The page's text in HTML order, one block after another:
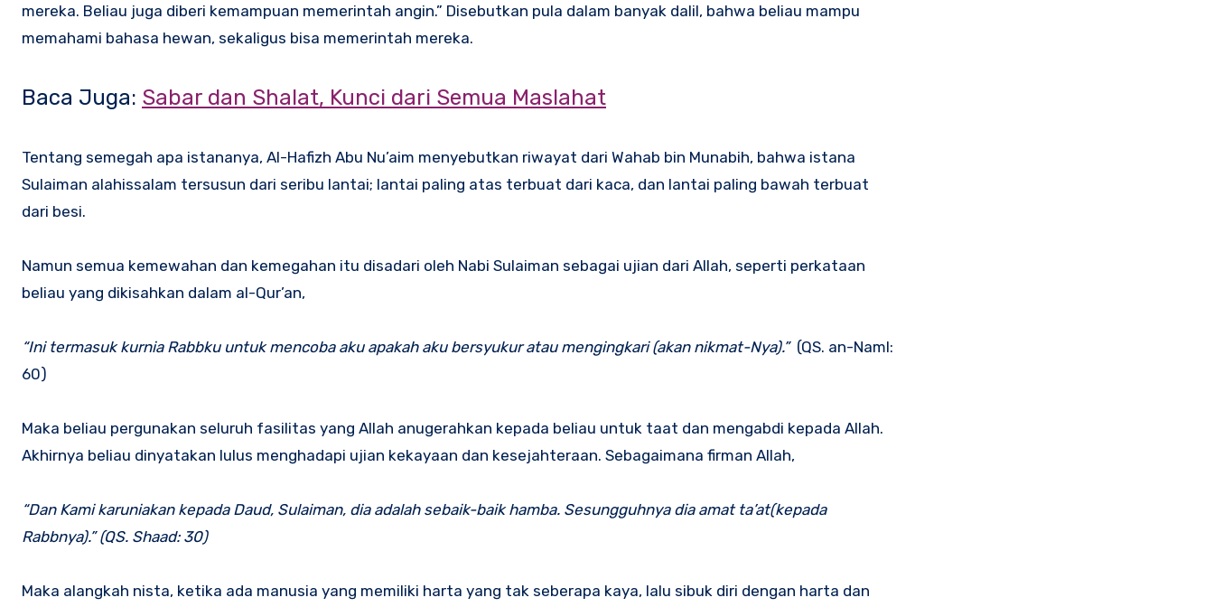
mereka. Beliau juga diberi kemampuan memerintah angin.” Disebutkan pula dalam banyak dalil, bahwa beliau mampu
memahami bahasa hewan, sekaligus bisa memerintah mereka.
Baca Juga: Sabar dan Shalat, Kunci dari Semua Maslahat
Tentang semegah apa istananya, Al-Hafizh Abu Nu’aim menyebutkan riwayat dari Wahab bin Munabih, bahwa istana
Sulaiman alahissalam tersusun dari seribu lantai; lantai paling atas terbuat dari kaca, dan lantai paling bawah terbuat
dari besi.
Namun semua kemewahan dan kemegahan itu disadari oleh Nabi Sulaiman sebagai ujian dari Allah, seperti perkataan
beliau yang dikisahkan dalam al-Qur’an,
“Ini termasuk kurnia Rabbku untuk mencoba aku apakah aku bersyukur atau mengingkari (akan nikmat-Nya).” (QS. an-Naml:
60)
Maka beliau pergunakan seluruh fasilitas yang Allah anugerahkan kepada beliau untuk taat dan mengabdi kepada Allah.
Akhirnya beliau dinyatakan lulus menghadapi ujian kekayaan dan kesejahteraan. Sebagaimana firman Allah,
“Dan Kami karuniakan kepada Daud, Sulaiman, dia adalah sebaik-baik hamba. Sesungguhnya dia amat ta’at(kepada
Rabbnya).” (QS. Shaad: 30)
Maka alangkah nista, ketika ada manusia yang memiliki harta yang tak seberapa kaya, lalu sibuk diri dengan harta dan